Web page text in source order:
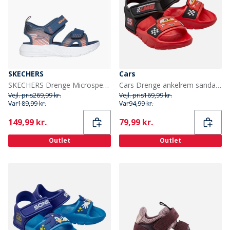
SKECHERS
SKECHERS Drenge Microspec Vandstænk Sandaler Navy
Vejl. pris269,99 kr.
Var189,99 kr.
Current
149,99 kr.
Outlet
Cars
Cars Drenge ankelrem sandaler Rød
Vejl. pris169,99 kr.
Var94,99 kr.
Current
79,99 kr.
Outlet